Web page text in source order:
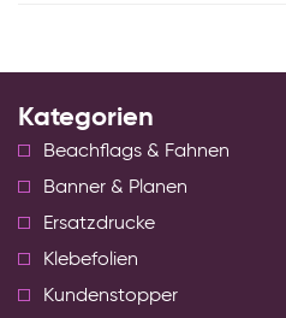
Kategorien
Beachflags & Fahnen
Banner & Planen
Ersatzdrucke
Klebefolien
Kundenstopper